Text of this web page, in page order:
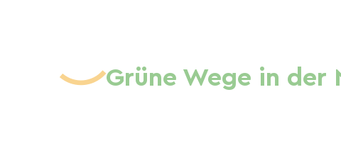
Grüne Wege in der